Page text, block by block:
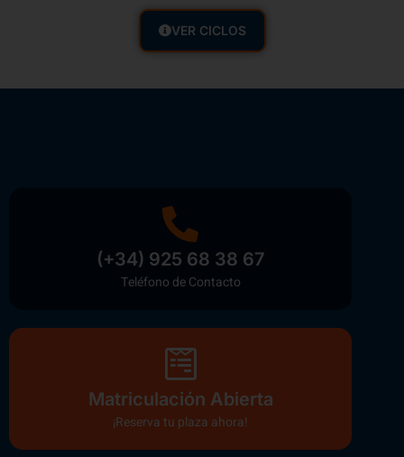
VER CICLOS
(+34) 925 68 38 67
Teléfono de Contacto
Matriculación Abierta
¡Reserva tu plaza ahora!